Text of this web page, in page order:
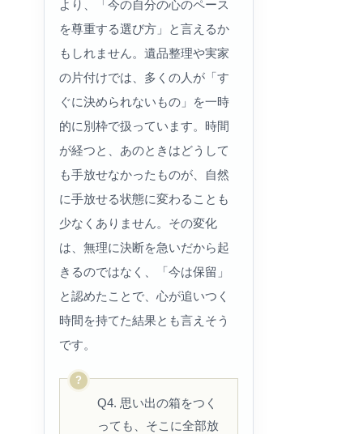
より、「今の自分の心のペース
を尊重する選び方」と言えるか
もしれません。遺品整理や実家
の片付けでは、多くの人が「す
ぐに決められないもの」を一時
的に別枠で扱っています。時間
が経つと、あのときはどうして
も手放せなかったものが、自然
に手放せる状態に変わることも
少なくありません。その変化
は、無理に決断を急いだから起
きるのではなく、「今は保留」
と認めたことで、心が追いつく
時間を持てた結果とも言えそう
です。
Q4. 思い出の箱をつく
っても、そこに全部放